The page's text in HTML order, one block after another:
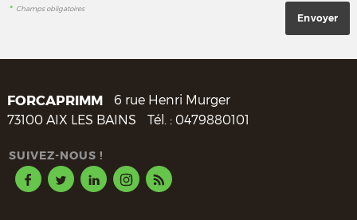
* Champs obligatoires
FORCAPRIMM
6 rue Henri Murger
73100 AIX LES BAINS Tél. : 0479880101
SUIVEZ-NOUS !